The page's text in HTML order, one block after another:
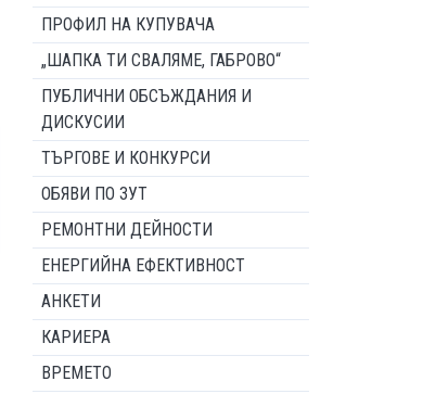
ПРОФИЛ НА КУПУВАЧА
„ШАПКА ТИ СВАЛЯМЕ, ГАБРОВО“
ПУБЛИЧНИ ОБСЪЖДАНИЯ И
ДИСКУСИИ
ТЪРГОВЕ И КОНКУРСИ
ОБЯВИ ПО ЗУТ
РЕМОНТНИ ДЕЙНОСТИ
ЕНЕРГИЙНА ЕФЕКТИВНОСТ
АНКЕТИ
КАРИЕРА
ВРЕМЕТО